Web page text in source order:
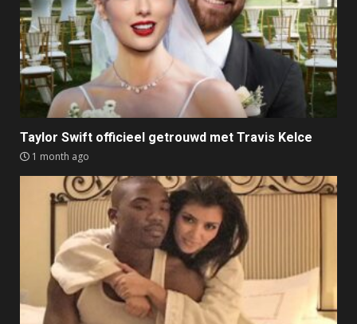
Taylor Swift officieel getrouwd met Travis Kelce
1 month ago